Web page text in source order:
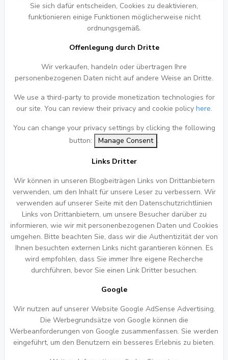
Sie sich dafür entscheiden, Cookies zu deaktivieren,
funktionieren einige Funktionen möglicherweise nicht
ordnungsgemäß.
Offenlegung durch Dritte
Wir verkaufen, handeln oder übertragen Ihre
personenbezogenen Daten nicht auf andere Weise an Dritte.
We use a third-party to provide monetization technologies for
our site. You can review their privacy and cookie policy here.
You can change your privacy settings by clicking the following
button:
Manage Consent .
Links Dritter
Wir können in unseren Blogbeiträgen Links von Drittanbietern
verwenden, um den Inhalt für unsere Leser zu verbessern. Wir
verwenden auf unserer Seite mit den Datenschutzrichtlinien
Links von Drittanbietern, um unsere Besucher darüber zu
informieren, wie wir mit personenbezogenen Daten und Cookies
umgehen. Bitte beachten Sie, dass wir die Authentizität der von
Ihnen besuchten externen Links nicht garantieren können. Es
wird empfohlen, dass Sie immer Ihre eigene Recherche
durchführen, bevor Sie einen Link Dritter besuchen.
Google
Wir nutzen auf unserer Website Google AdSense Advertising.
Die Werbegrundsätze von Google können die
Werbeanforderungen von Google zusammenfassen. Sie werden
eingeführt, um den Benutzern ein besseres Erlebnis zu bieten.